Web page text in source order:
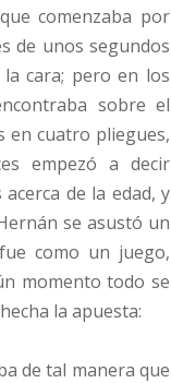
comenzaba por
de unos segundos
cara; pero en los
sobre el
en cuatro pliegues,
empezó a decir
de la edad, y
se asustó un
como un juego,
momento todo se
la apuesta:
de tal manera que